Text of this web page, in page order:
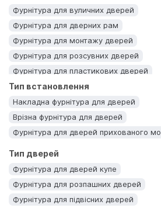
Фурнітура для вуличних дверей
Фурнітура для дверних рам
Фурнітура для монтажу дверей
Фурнітура для розсувних дверей
Фурнітура для пластикових дверей
Фурнітура для металопластикових
Фурнітура для металевих дверей
Фурнітура для міжкімнатних дверей
Фурнітура для китайських дверей
Тип встановлення
Накладна фурнітура для дверей
Врізна фурнітура для дверей
Фурнітура для дверей прихованого
Тип дверей
Фурнітура для дверей купе
Фурнітура для розпашних дверей
Фурнітура для підвісних дверей